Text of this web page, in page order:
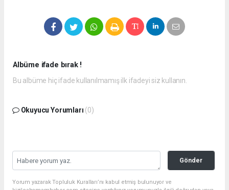
Albüme ifade bırak !
Bu albüme hiç ifade kullanılmamış ilk ifadeyi siz kullanın.
Okuyucu Yorumları (0)
Gönder
Yorum yazarak Topluluk Kuralları’nı kabul etmiş bulunuyor ve